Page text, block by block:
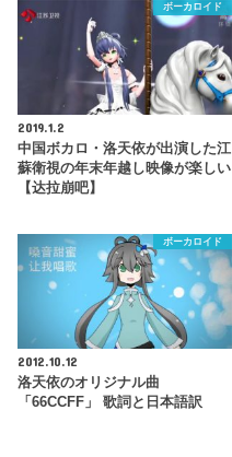
ボーカロイド
2019.1.2
中国ボカロ・洛天依が出演した江
蘇衛視の年末年越し映像が楽しい
【达拉崩吧】
ボーカロイド
2012.10.12
洛天依のオリジナル曲
「66CCFF」 歌詞と日本語訳